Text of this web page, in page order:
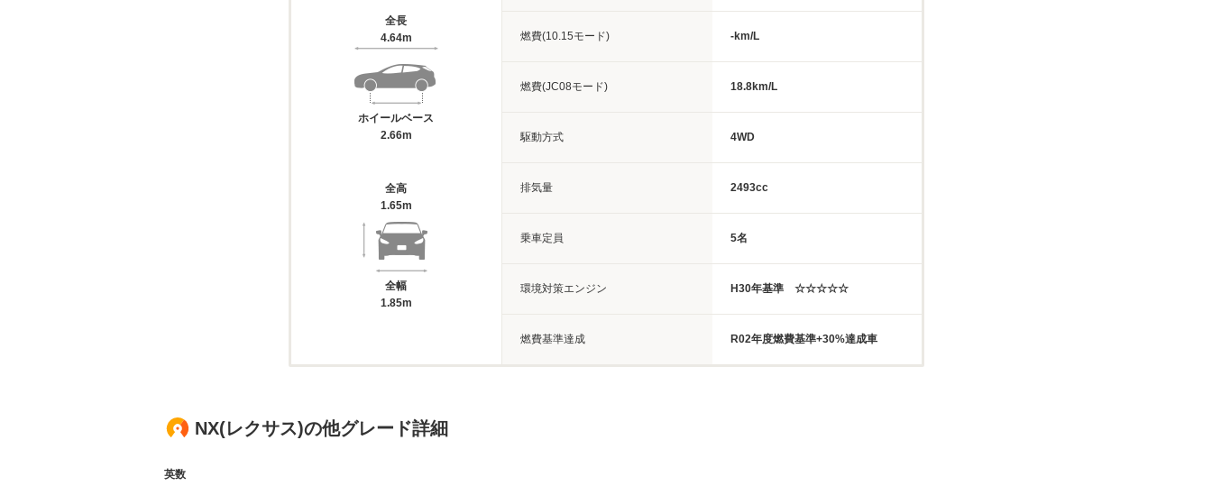
全長
4.64m
ホイールベース
2.66m
全高
1.65m
全幅
1.85m
燃費(10.15モード) -km/L
燃費(JC08モード) 18.8km/L
駆動方式 4WD
排気量 2493cc
乗車定員 5名
環境対策エンジン H30年基準 ☆☆☆☆☆
燃費基準達成 R02年度燃費基準+30%達成車
NX(レクサス)の他グレード詳細
英数